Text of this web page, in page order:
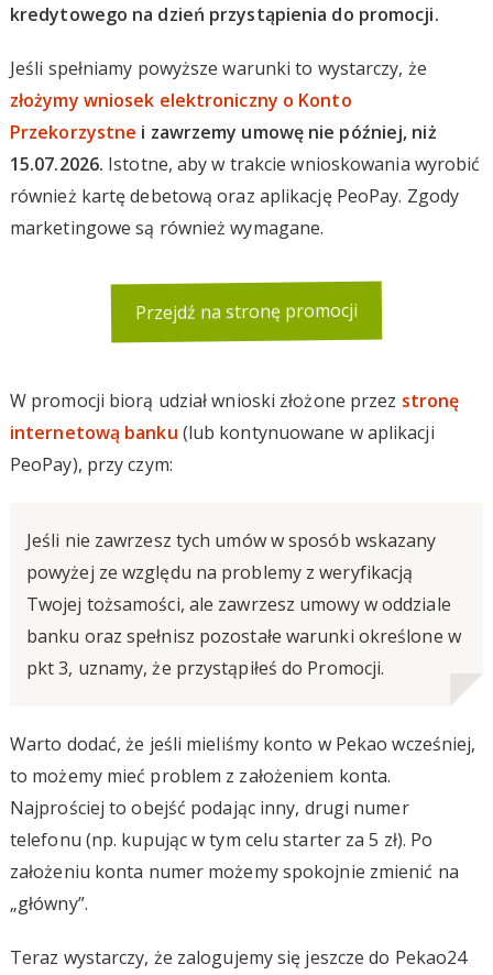
kredytowego na dzień przystąpienia do promocji.
Jeśli spełniamy powyższe warunki to wystarczy, że
złożymy wniosek elektroniczny o Konto
Przekorzystne i zawrzemy umowę nie później, niż
15.07.2026. Istotne, aby w trakcie wnioskowania wyrobić
również kartę debetową oraz aplikację PeoPay. Zgody
marketingowe są również wymagane.
Przejdź na stronę promocji
W promocji biorą udział wnioski złożone przez stronę
internetową banku (lub kontynuowane w aplikacji
PeoPay), przy czym:
Jeśli nie zawrzesz tych umów w sposób wskazany
powyżej ze względu na problemy z weryfikacją
Twojej tożsamości, ale zawrzesz umowy w oddziale
banku oraz spełnisz pozostałe warunki określone w
pkt 3, uznamy, że przystąpiłeś do Promocji.
Warto dodać, że jeśli mieliśmy konto w Pekao wcześniej,
to możemy mieć problem z założeniem konta.
Najprościej to obejść podając inny, drugi numer
telefonu (np. kupując w tym celu starter za 5 zł). Po
założeniu konta numer możemy spokojnie zmienić na
„główny”.
Teraz wystarczy, że zalogujemy się jeszcze do Pekao24